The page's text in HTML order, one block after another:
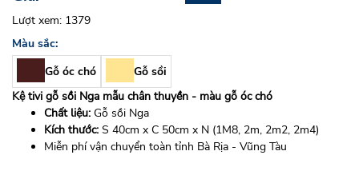
Lượt xem: 1379
Màu sắc:
Gỗ óc chó
Gỗ sồi
Kệ tivi gỗ sồi Nga mẫu chân thuyền - màu gỗ óc chó
Chất liệu: Gỗ sồi Nga
Kích thước: S 40cm x C 50cm x N (1M8, 2m, 2m2, 2m4)
Miễn phí vận chuyển toàn tỉnh Bà Rịa - Vũng Tàu